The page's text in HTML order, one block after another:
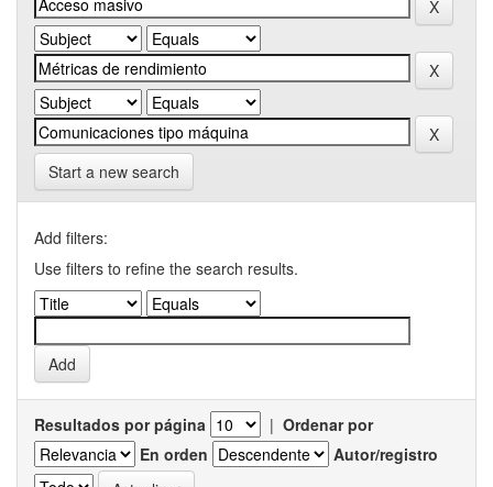
Start a new search
Add filters:
Use filters to refine the search results.
Resultados por página | Ordenar por
En orden
Autor/registro